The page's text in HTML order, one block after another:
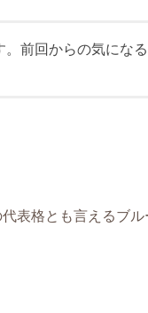
前回からの気にな
表格とも言えるブル